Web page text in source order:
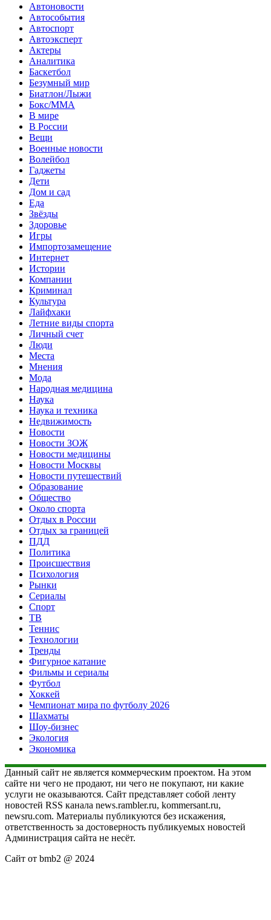
Автоновости
Автособытия
Автоспорт
Автоэксперт
Актеры
Аналитика
Баскетбол
Безумный мир
Биатлон/Лыжи
Бокс/MMA
В мире
В России
Вещи
Военные новости
Волейбол
Гаджеты
Дети
Дом и сад
Еда
Звёзды
Здоровье
Игры
Импортозамещение
Интернет
Истории
Компании
Криминал
Культура
Лайфхаки
Летние виды спорта
Личный счет
Люди
Места
Мнения
Мода
Народная медицина
Наука
Наука и техника
Недвижимость
Новости
Новости ЗОЖ
Новости медицины
Новости Москвы
Новости путешествий
Образование
Общество
Около спорта
Отдых в России
Отдых за границей
ПДД
Политика
Происшествия
Психология
Рынки
Сериалы
Спорт
ТВ
Теннис
Технологии
Тренды
Фигурное катание
Фильмы и сериалы
Футбол
Хоккей
Чемпионат мира по футболу 2026
Шахматы
Шоу-бизнес
Экология
Экономика
Данный сайт не является коммерческим проектом. На этом
сайте ни чего не продают, ни чего не покупают, ни какие
услуги не оказываются. Сайт представляет собой ленту
новостей RSS канала news.rambler.ru, kommersant.ru,
newsru.com. Материалы публикуются без искажения,
ответственность за достоверность публикуемых новостей
Администрация сайта не несёт.
Сайт от bmb2 @ 2024